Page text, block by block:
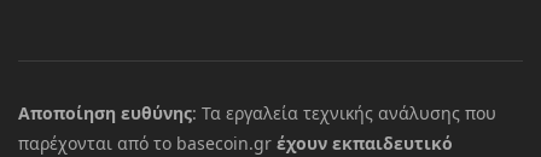
Αποποίηση ευθύνης: Τα εργαλεία τεχνικής ανάλυσης που
παρέχονται από το basecoin.gr έχουν εκπαιδευτικό